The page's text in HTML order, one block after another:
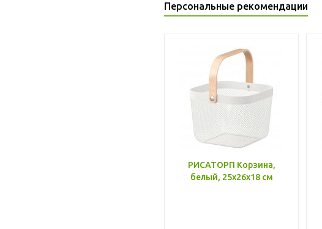
Персональные рекомендации
РИСАТОРП Корзина,
белый, 25x26x18 см